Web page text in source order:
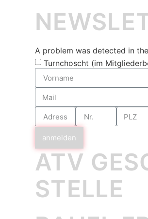
A problem was detected in
Turnchoscht (im
anmelden
ATV
STELLE